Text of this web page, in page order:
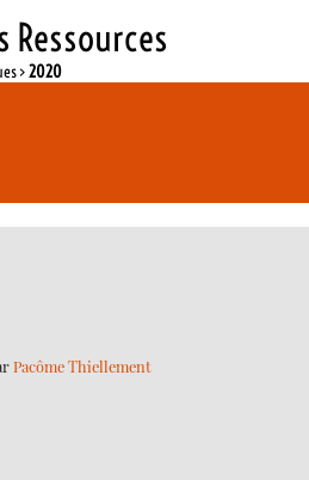
Ressources
>2020
Pacôme Thiellement